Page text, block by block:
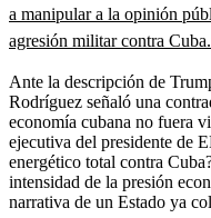
a manipular a la opinión
agresión militar contra
Ante la descripción de
Rodríguez señaló una
economía cubana no fuera
ejecutiva del presidente de
energético total contra
intensidad de la presión
narrativa de un Estado ya